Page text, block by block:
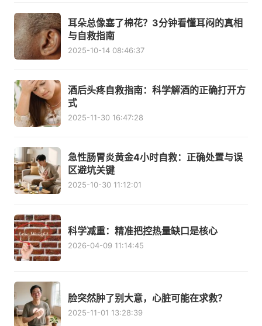
耳朵总像塞了棉花？3分钟看懂耳闷的真相
与自救指南
2025-10-14 08:46:37
酒后头疼自救指南：科学解酒的正确打开方
式
2025-11-30 16:47:28
急性肠胃炎黄金4小时自救：正确处置与误
区避坑关键
2025-10-30 11:12:01
科学减重：精准把控热量缺口是核心
2026-04-09 11:14:45
脸突然肿了别大意，心脏可能在求救？
2025-11-01 13:28:39